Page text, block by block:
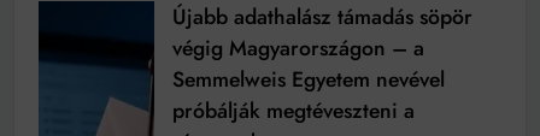
Újabb adathalász támadás söpör
végig Magyarországon – a
Semmelweis Egyetem nevével
próbálják megtéveszteni a